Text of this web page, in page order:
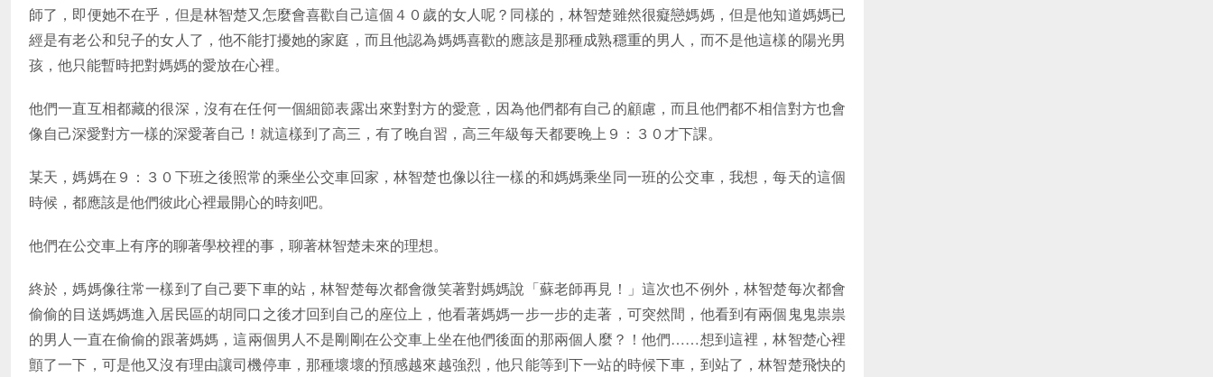
師了，即便她不在乎，但是林智楚又怎麼會喜歡自己這個４０歲的女人呢？同樣的，林智楚雖然很癡戀媽媽，但是他知道媽媽已
經是有老公和兒子的女人了，他不能打擾她的家庭，而且他認為媽媽喜歡的應該是那種成熟穩重的男人，而不是他這樣的陽光男
孩，他只能暫時把對媽媽的愛放在心裡。
他們一直互相都藏的很深，沒有在任何一個細節表露出來對對方的愛意，因為他們都有自己的顧慮，而且他們都不相信對方也會
像自己深愛對方一樣的深愛著自己！就這樣到了高三，有了晚自習，高三年級每天都要晚上９：３０才下課。
某天，媽媽在９：３０下班之後照常的乘坐公交車回家，林智楚也像以往一樣的和媽媽乘坐同一班的公交車，我想，每天的這個
時候，都應該是他們彼此心裡最開心的時刻吧。
他們在公交車上有序的聊著學校裡的事，聊著林智楚未來的理想。
終於，媽媽像往常一樣到了自己要下車的站，林智楚每次都會微笑著對媽媽說「蘇老師再見！」這次也不例外，林智楚每次都會
偷偷的目送媽媽進入居民區的胡同口之後才回到自己的座位上，他看著媽媽一步一步的走著，可突然間，他看到有兩個鬼鬼祟祟
的男人一直在偷偷的跟著媽媽，這兩個男人不是剛剛在公交車上坐在他們後面的那兩個人麼？！他們……想到這裡，林智楚心裡
顫了一下，可是他又沒有理由讓司機停車，那種壞壞的預感越來越強烈，他只能等到下一站的時候下車，到站了，林智楚飛快的